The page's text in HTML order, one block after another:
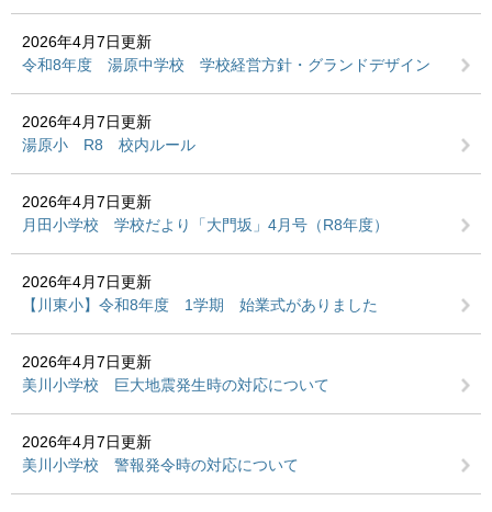
2026年4月7日更新
令和8年度 湯原中学校 学校経営方針・グランドデザイン
2026年4月7日更新
湯原小 R8 校内ルール
2026年4月7日更新
月田小学校 学校だより「大門坂」4月号（R8年度）
2026年4月7日更新
【川東小】令和8年度 1学期 始業式がありました
2026年4月7日更新
美川小学校 巨大地震発生時の対応について
2026年4月7日更新
美川小学校 警報発令時の対応について